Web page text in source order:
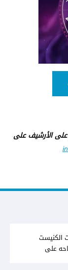
على الأرشيف على
الكنيست
على